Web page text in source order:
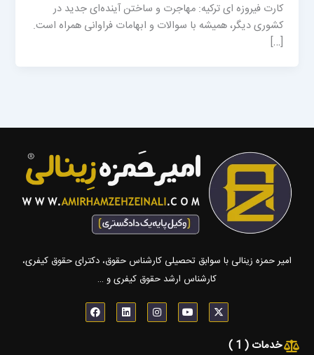
کارت فیروزه ای ترکیه: مهاجرت و ساختن آینده‌ای جدید در
کشوری دیگر، همیشه با سوالات و ابهامات فراوانی همراه است.
[…]
امیر حمزه زینالی با سوابق تحصیلی کارشناس حقوق، دکترای حقوق کیفری،
کارشناس ارشد حقوق کیفری و …
X
-
t
Y
o
u
I
n
s
L
i
n
F
a
c
خدمات ( 1 )